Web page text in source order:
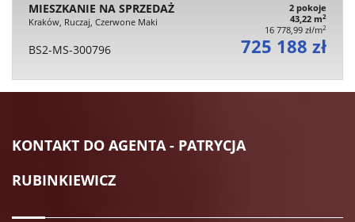
MIESZKANIE NA SPRZEDAŻ
Kraków, Ruczaj, Czerwone Maki
2 pokoje
43,22 m2
16 778,99 zł/m2
BS2-MS-300796 725 188 zł
KONTAKT DO AGENTA - PATRYCJA
RUBINKIEWICZ